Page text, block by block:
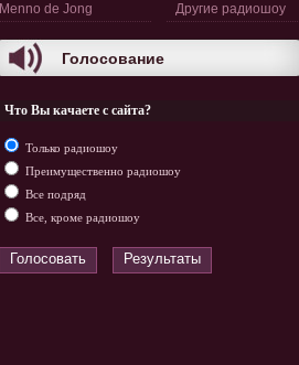
Menno de Jong
Другие радиошоу
Голосование
Что Вы качаете с сайта?
Только радиошоу
Преимущественно радиошоу
Все подряд
Все, кроме радиошоу
Голосовать Результаты